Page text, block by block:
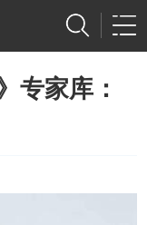
专家库：